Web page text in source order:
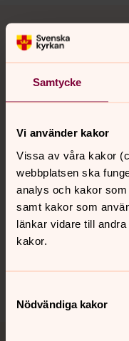
Samtycke
Vi använder kakor
Vissa av våra kakor
webbplatsen ska
analys och kakor som
samt kakor som
länkar vidare till
kakor.
Nödvändiga kakor
Kontakt
Kalender
Hitta snabbt
Sociala kanaler